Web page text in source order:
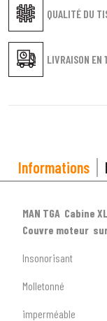
QUALITÉ DU
LIVRAISON EN
Informations
MAN TGA Cabine
Couvre moteur
Insonorisant
Molletonné
imperméable